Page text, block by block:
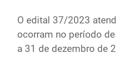
Gabinete de Segurança
Advocacia-Geral da União
Banco Central do Brasil
O edital 37/2023
ocorram no período
a 31 de dezembro de